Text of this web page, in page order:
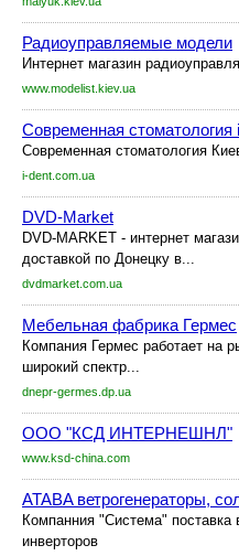
Радиоуправляемые модели
Интернет магазин
www.modelist.kiev.ua
Современная стоматология
Современная стоматология
i-dent.com.ua
DVD-Market
DVD-MARKET - интернет
доставкой по Донецку в...
dvdmarket.com.ua
Мебельная фабрика Гермес
Компания Гермес работает на
широкий спектр...
dnepr-germes.dp.ua
ООО "КСД ИНТЕРНЕШНЛ"
www.ksd-china.com
ATABA ветрогенераторы,
Компанния "Система" поставка
инверторов